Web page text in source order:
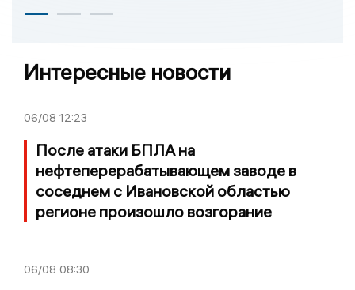
Интересные новости
06/08 12:23
После атаки БПЛА на
нефтеперерабатывающем заводе в
соседнем с Ивановской областью
регионе произошло возгорание
06/08 08:30